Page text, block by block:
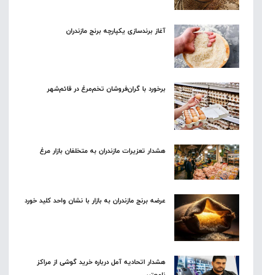
آغاز برندسازی یکپارچه برنج مازندران
برخورد با گران‌فروشان تخم‌مرغ در قائم‌شهر
هشدار تعزیرات مازندران به متخلفان بازار مرغ
عرضه برنج مازندران به بازار با نشان واحد کلید خورد
هشدار اتحادیه آمل درباره خرید گوشی از مراکز